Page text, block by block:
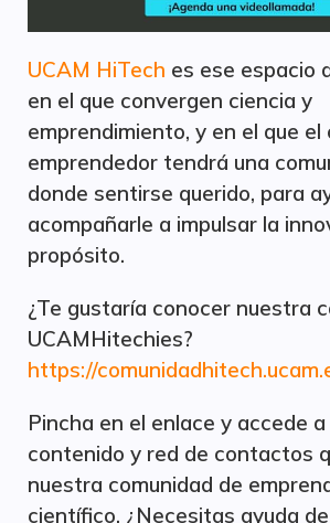
UCAM HiTech es ese espacio
en el que convergen ciencia y
emprendimiento, y en el que
emprendedor tendrá una
donde sentirse querido, para
acompañarle a impulsar la
propósito.
¿Te gustaría conocer nuestra
UCAMHitechies?
https://
Pincha en el enlace y accede
contenido y red de contactos
nuestra comunidad de
científico. ¿Necesitas ayuda